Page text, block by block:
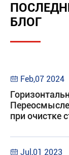
БЛОГ
 Feb,07 2024
при очистке
 Jul,01 2023